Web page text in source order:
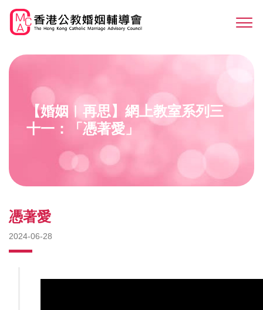
main
【婚姻︳再思】網上教室系列三
十一：「憑著愛」
憑著愛
2024-06-28